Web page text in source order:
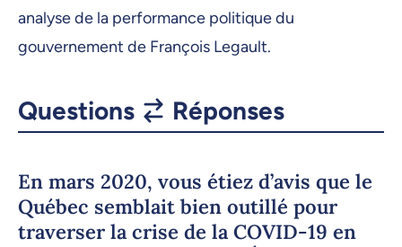
analyse de la performance politique du
gouvernement de François Legault.
Questions Réponses
En mars 2020, vous étiez d’avis que le
Québec semblait bien outillé pour
traverser la crise de la COVID-19 en